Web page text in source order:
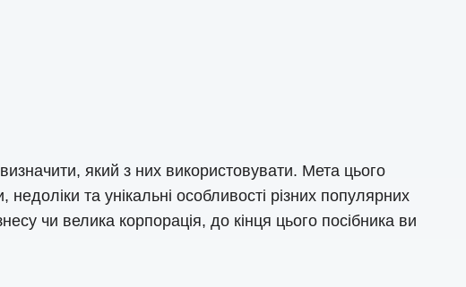
який з них використовувати. Мета цього
та унікальні особливості різних популярних
чи велика корпорація, до кінця цього посібника ви